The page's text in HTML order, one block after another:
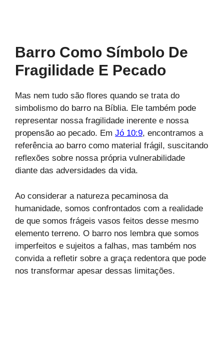
Barro Como Símbolo De
Fragilidade E Pecado
Mas nem tudo são flores quando se trata do
simbolismo do barro na Bíblia. Ele também pode
representar nossa fragilidade inerente e nossa
propensão ao pecado. Em Jó 10:9, encontramos a
referência ao barro como material frágil, suscitando
reflexões sobre nossa própria vulnerabilidade
diante das adversidades da vida.
Ao considerar a natureza pecaminosa da
humanidade, somos confrontados com a realidade
de que somos frágeis vasos feitos desse mesmo
elemento terreno. O barro nos lembra que somos
imperfeitos e sujeitos a falhas, mas também nos
convida a refletir sobre a graça redentora que pode
nos transformar apesar dessas limitações.